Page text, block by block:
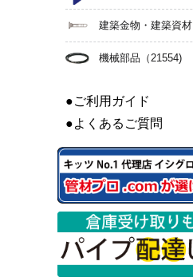
建築金物・建築資材
機械部品 （21554)
●ご利用ガイド
●よくあるご質問